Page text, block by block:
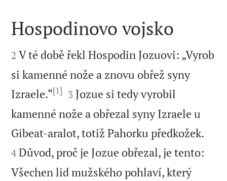

Hospodinovo vojsko

2 V té době řekl Hospodin Jozuovi: „Vyrob
si kamenné nože a znovu obřež syny
Izraele.“[1] 

3 Jozue si tedy vyrobil
kamenné nože a obřezal syny Izraele u
Gibeat-aralot, totiž Pahorku předkožek.
4 Důvod, proč je Jozue obřezal, je tento:
Všechen lid mužského pohlaví, který